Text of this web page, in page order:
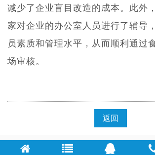
减少了企业盲目改造的成本。此外
家对企业的办公室人员进行了辅导
员素质和管理水平，从而顺利通过
场审核。
返回